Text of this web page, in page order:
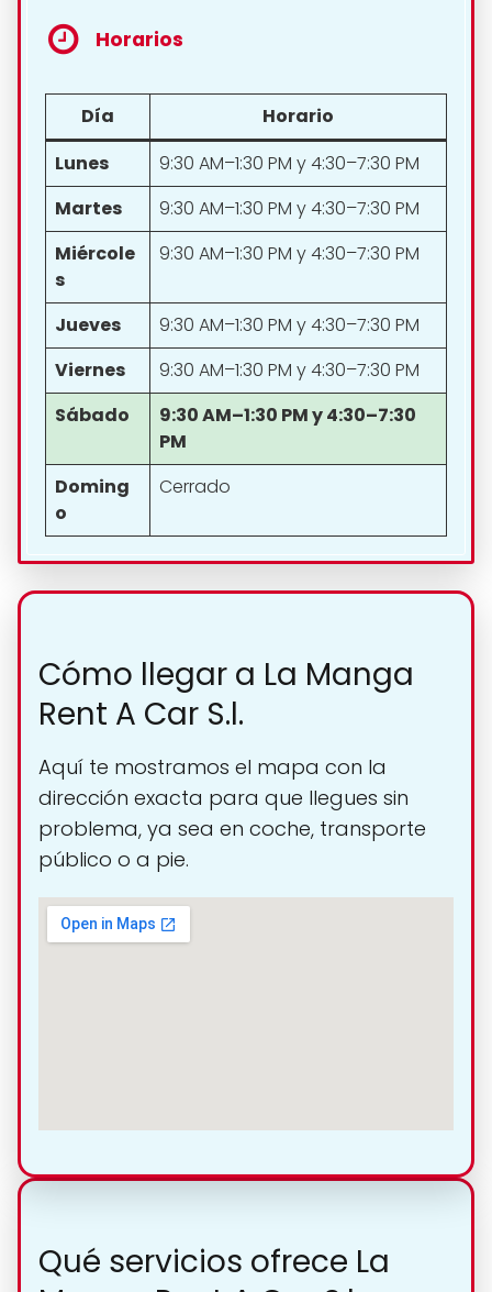
Horarios
Día
Horario
Lunes
9:30 AM–1:30 PM y 4:30–7:30 PM
Martes
9:30 AM–1:30 PM y 4:30–7:30 PM
Miércole
s
9:30 AM–1:30 PM y 4:30–7:30 PM
Jueves
9:30 AM–1:30 PM y 4:30–7:30 PM
Viernes
9:30 AM–1:30 PM y 4:30–7:30 PM
Sábado
9:30 AM–1:30 PM y 4:30–7:30
PM
Doming
o
Cerrado
Cómo llegar a La Manga
Rent A Car S.l.
Aquí te mostramos el mapa con la
dirección exacta para que llegues sin
problema, ya sea en coche, transporte
público o a pie.
Qué servicios ofrece La